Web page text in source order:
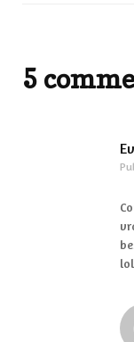
5
lol